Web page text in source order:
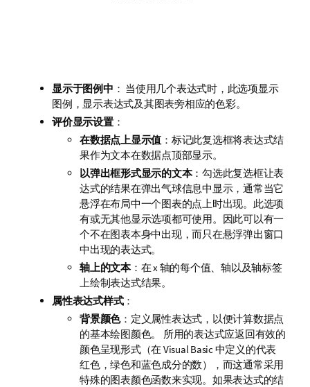
显示于图例中 ： 当使用几个表达式时，此选项显示
图例，显示表达式及其图表旁相应的色彩。
评价显示设置：
在数据点上显示值 ：标记此复选框将表达式结
果作为文本在数据点顶部显示。
以弹出框形式显示的文本：勾选此复选框让表
达式的结果在弹出气球信息中显示，通常当它
悬浮在布局中一个图表的点上时出现。此选项
有或无其他显示选项都可使用。因此可以有一
个不在图表本身中出现，而只在悬浮弹出窗口
中出现的表达式。
轴上的文本：在 x 轴的每个值、轴以及轴标签
上绘制表达式结果。
属性表达式样式：
背景颜色：定义属性表达式，以便计算数据点
的基本绘图颜色。 所用的表达式应返回有效的
颜色呈现形式（在 Visual Basic 中定义的代表
红色，绿色和蓝色成分的数），而这通常采用
特殊的图表颜色函数来实现。如果表达式的结